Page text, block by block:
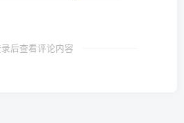
后查看评论内容